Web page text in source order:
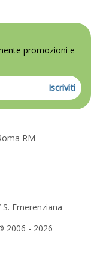
promozioni e
Iscriviti
RM
Emerenziana
2006 - 2026